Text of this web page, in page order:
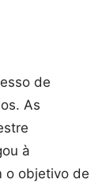
de
As
à
o objetivo de